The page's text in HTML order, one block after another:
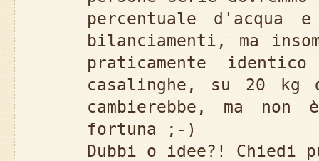
percentuale
bilanciamenti, ma
praticamente
casalinghe, su 20
cambierebbe, ma
fortuna ;-)
Dubbi o idee?! Chiedi